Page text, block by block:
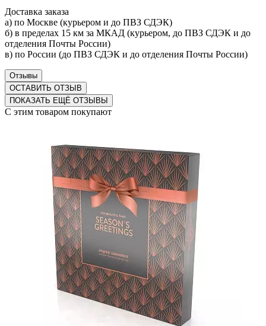
Доставка заказа
а) по Москве (курьером и до ПВЗ СДЭК)
б) в пределах 15 км за МКАД (курьером, до ПВЗ СДЭК и до
отделения Почты России)
в) по России (до ПВЗ СДЭК и до отделения Почты России)
Отзывы
ОСТАВИТЬ ОТЗЫВ
ПОКАЗАТЬ ЕЩЁ ОТЗЫВЫ
С этим товаром покупают